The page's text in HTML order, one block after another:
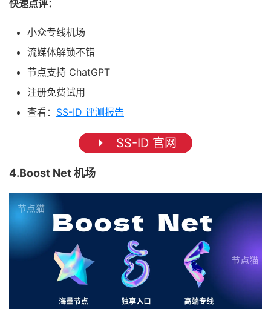
快速点评：
小众专线机场
流媒体解锁不错
节点支持 ChatGPT
注册免费试用
查看： SS-ID 评测报告
SS-ID 官网
4.Boost Net 机场